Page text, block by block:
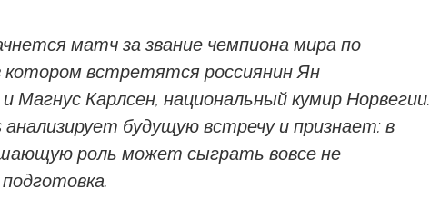
матч за звание чемпиона мира по
встретятся россиянин Ян
Магнус Карлсен, национальный кумир Норвегии.
анализирует будущую встречу и признает: в
роль может сыграть вовсе не